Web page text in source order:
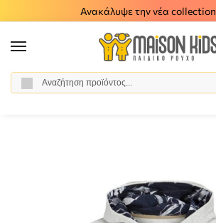
Ανακάλυψε την νέα collection
Αρχική σελίδα / Αγόρι / Ρούχα